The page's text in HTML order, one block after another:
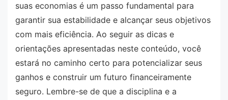
suas economias é um passo fundamental para
garantir sua estabilidade e alcançar seus objetivos
com mais eficiência. Ao seguir as dicas e
orientações apresentadas neste conteúdo, você
estará no caminho certo para potencializar seus
ganhos e construir um futuro financeiramente
seguro. Lembre-se de que a disciplina e a